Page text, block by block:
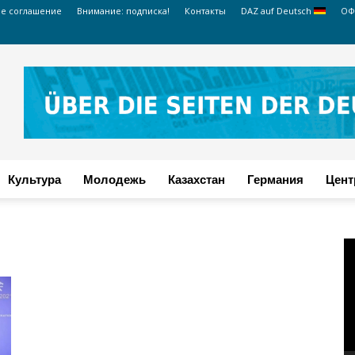
соглашение Внимание: подписка! Контакты DAZ auf Deutsch ОФ
Культура Молодежь Казахстан Германия